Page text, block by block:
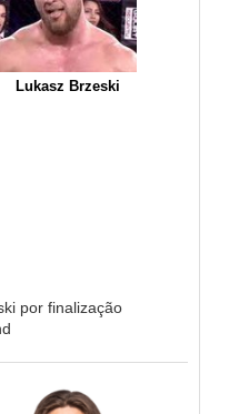
Lukasz Brzeski
por finalização